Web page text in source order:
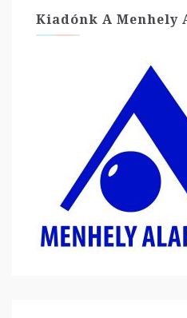
Kiadónk A Menhely